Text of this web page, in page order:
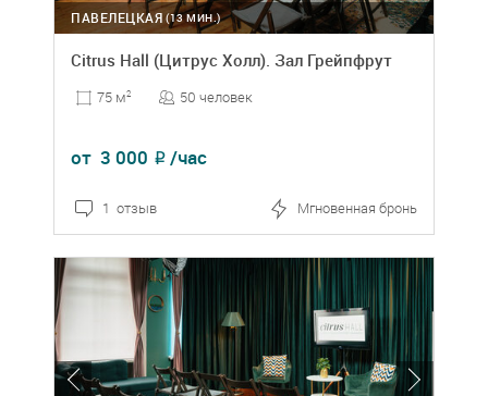
(13 МИН.)
ПАВЕЛЕЦКАЯ
Citrus Hall (Цитрус Холл). Зал Грейпфрут
75 м2 50 человек
от 3 000 ₽ /час
1 отзыв Мгновенная бронь